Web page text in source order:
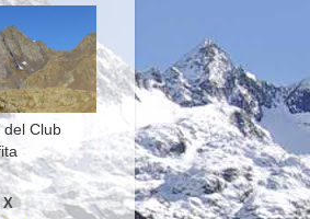
del Club
X